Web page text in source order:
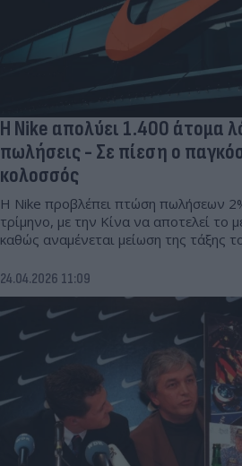
Η Nike απολύει 1.400 άτομα
πωλήσεις - Σε πίεση ο
κολοσσός
Η Nike προβλέπει πτώση πωλήσεων
τρίμηνο, με την Κίνα να αποτελεί το
καθώς αναμένεται μείωση της τάξης
24.04.2026 11:09